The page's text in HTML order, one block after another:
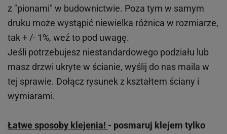
z "pionami" w budownictwie. Poza tym w samym
druku może wystąpić niewielka różnica w rozmiarze,
tak + /- 1%, weź to pod uwagę.
Jeśli potrzebujesz niestandardowego podziału lub
masz drzwi ukryte w ścianie, wyślij do nas maila w
tej sprawie. Dołącz rysunek z kształtem ściany i
wymiarami.
Łatwe sposoby klejenia! - posmaruj klejem tylko